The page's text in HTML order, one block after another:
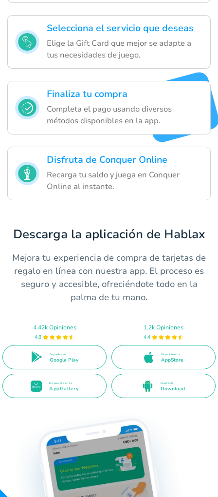
Selecciona el servicio que deseas
Elige la Gift Card que mejor se adapte a
tus necesidades de juego.
Finaliza tu compra
Completa el pago usando diversos
métodos disponibles en la app.
Disfruta de Conquer Online
Recarga tu saldo y juega en Conquer
Online al instante.
Descarga la aplicación de Hablax
Mejora tu experiencia de compra de tarjetas de
regalo en línea con nuestra app. El proceso es
seguro y accesible, ofreciéndote todo en la
palma de tu mano.
4.42k Opiniones
4.8
Disponible en
Google Play
1.2k Opiniones
4.4
Disponible en la
AppStore
Disponible en la
AppGallery
Direct APK
Download